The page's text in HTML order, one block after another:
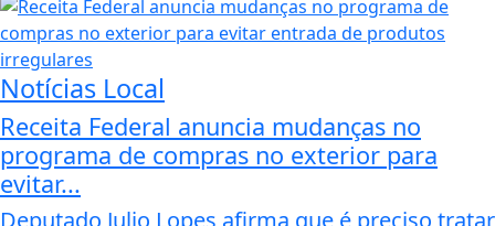
Notícias Local
Receita Federal anuncia mudanças no
programa de compras no exterior para
evitar...